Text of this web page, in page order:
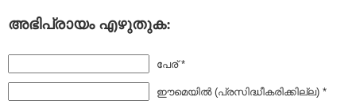
അഭിപ്രായം എഴുതുക:
പേര് *
ഈമെയില്‍ (പ്രസിദ്ധീകരിക്കില്ല) *